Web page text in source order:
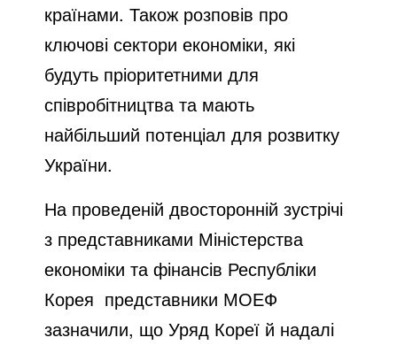
країнами. Також розповів про
ключові сектори економіки, які
будуть пріоритетними для
співробітництва та мають
найбільший потенціал для розвитку
України.
На проведеній двосторонній зустрічі
з представниками Міністерства
економіки та фінансів Республіки
Корея представники МОЕФ
зазначили, що Уряд Кореї й надалі